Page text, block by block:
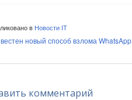
в Новости IT
новый способ взлома WhatsApp
комментарий